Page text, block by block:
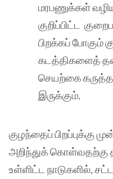
மரபணுக்கள்
குறிப்பிட்ட
பிறக்கப் போகும்
கடத்திகளைத்
செயற்கை
இருக்கும்.
குழந்தைப் பிறப்புக்கு
அறிந்துக் கொள்வதற்கு
உள்ளிட்ட நாடுகளில்,